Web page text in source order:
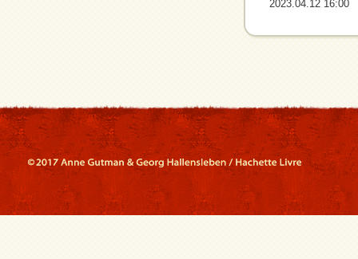
2023.04.12 16:00